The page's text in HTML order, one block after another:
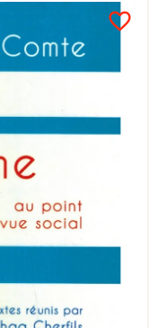
favorite_border